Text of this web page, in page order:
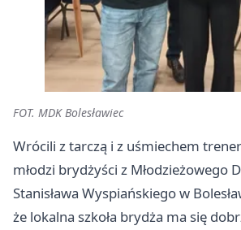
FOT. MDK Bolesławiec
Wrócili z tarczą i z uśmiechem
młodzi brydżyści z Młodzieżowego
Stanisława Wyspiańskiego w
że lokalna szkoła brydża ma się